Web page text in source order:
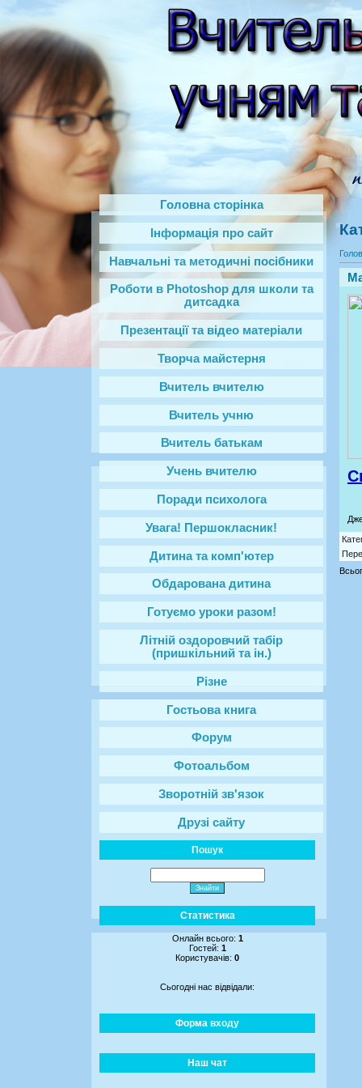
Головна сторінка
Інформація про сайт
Навчальні та методичні посібники
Роботи в Photoshop‎ для школи та
дитсадка
Презентації та відео матеріали
Творча майстерня
Вчитель вчителю
Вчитель учню
Вчитель батькам
Учень вчителю
Поради психолога
Увага! Першокласник!
Дитина та комп'ютер
Обдарована дитина
Готуємо уроки разом!
Літній оздоровчий табір
(пришкільний та ін.)
Різне
Гостьова книга
Форум
Фотоальбом
Зворотній зв'язок
Друзі сайту
Пошук
Статистика
Онлайн всього: 1
Гостей: 1
Користувачів: 0
Сьогодні нас відвідали:
Форма входу
Наш чат